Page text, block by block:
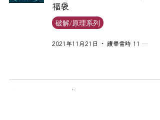
福袋
破解/原理系列
2021年11月21日 讀畢需時 11 分鐘